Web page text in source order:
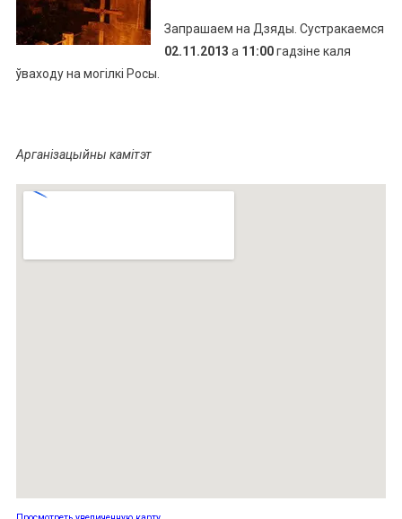
Запрашаем на Дзяды. Сустракаемся
02.11.2013 а 11:00гадзіне каля
ўваходу на могілкі Росы.
Арганізацыйны камітэт